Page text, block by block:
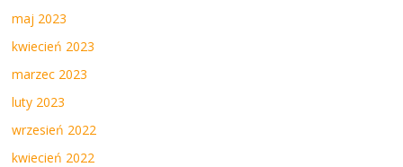
maj 2023
kwiecień 2023
marzec 2023
luty 2023
wrzesień 2022
kwiecień 2022